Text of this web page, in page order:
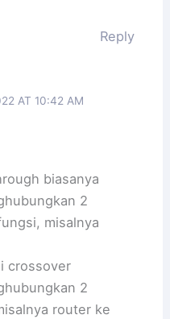
Reply
AT 10:42 AM
biasanya
2
misalnya
crossover
2
router ke